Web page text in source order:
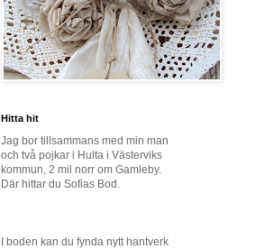
Hitta hit
Jag bor tillsammans med min man
och två pojkar i Hulta i Västerviks
kommun, 2 mil norr om Gamleby.
Där hittar du Sofias Bod.
I boden kan du fynda nytt hantverk